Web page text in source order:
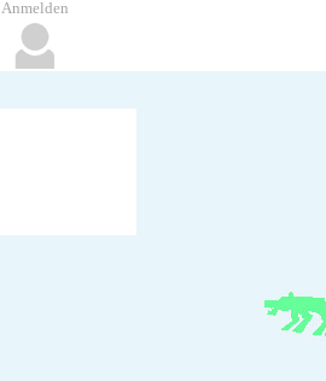
Anmelden